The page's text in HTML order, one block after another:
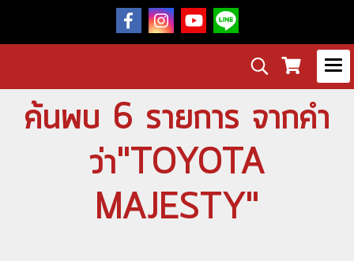
ค้นพบ 6 รายการ จากคำ
ว่า"TOYOTA
MAJESTY"